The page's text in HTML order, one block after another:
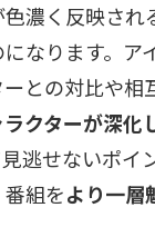
色濃く反映され
なります。ア
との対比や相
クターが深化
逃せないポイ
組をより一層